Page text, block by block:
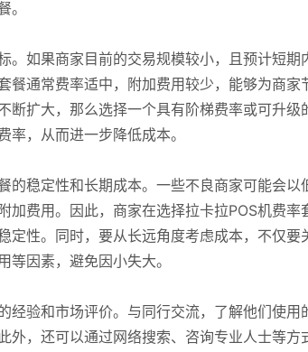
。
。如果商家目前的交易规模较小，且预计短期
餐通常费率适中，附加费用较少，能够为商家
断扩大，那么选择一个具有阶梯费率或可升级
，从而进一步降低成本。
的稳定性和长期成本。一些不良商家可能会以
加费用。因此，商家在选择拉卡拉POS机费率
定性。同时，要从长远角度考虑成本，不仅要
因素，避免因小失大。
经验和市场评价。与同行交流，了解他们使用
外，还可以通过网络搜索、咨询专业人士等方